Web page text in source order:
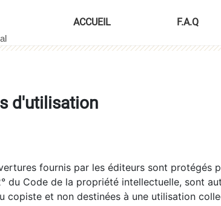
ACCUEIL F.A.Q
d'utilisation
fournis par les éditeurs sont protégés
du Code de la propriété intellectuelle, sont
copiste et non destinées à une utilisation